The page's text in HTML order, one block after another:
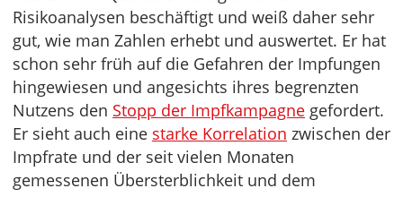
Risikoanalysen beschäftigt und weiß daher sehr
gut, wie man Zahlen erhebt und auswertet. Er hat
schon sehr früh auf die Gefahren der Impfungen
hingewiesen und angesichts ihres begrenzten
Nutzens den Stopp der Impfkampagne gefordert.
Er sieht auch eine starke Korrelation zwischen der
Impfrate und der seit vielen Monaten
gemessenen Übersterblichkeit und dem